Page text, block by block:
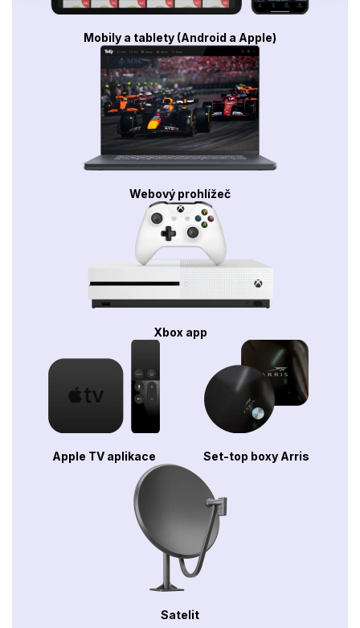
Mobily a tablety (Android a Apple)
Webový prohlížeč
Xbox app
Apple TV aplikace Set-top boxy Arris
Satelit